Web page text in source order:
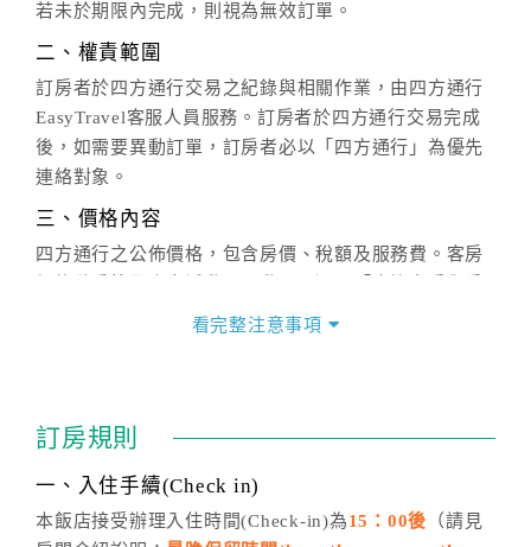
若未於期限內完成，則視為無效訂單。
二、權責範圍
訂房者於四方通行交易之紀錄與相關作業，由四方通行
EasyTravel客服人員服務。訂房者於四方通行交易完成
後，如需要異動訂單，訂房者必以「四方通行」為優先
連絡對象。
三、價格內容
四方通行之公佈價格，包含房價、稅額及服務費。客房
價」之當日價格為標準。
話方式異動訂單。
※非客服時間之申辦異動，皆為次日計算及辦理。
五、客服時間
看完整注意事項
訂房規則
一、入住手續(Check in)
本飯店接受辦理入住時間(Check-in)為15：00後 （請見